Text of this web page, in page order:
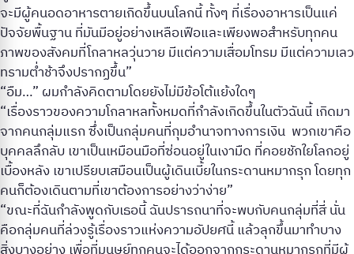
จะมีผู้คนอดอาหารตายเกิดขึ้นบนโลกนี้ ทั้งๆ ที่เรื่องอาหารเป็นแค่
ปัจจัยพื้นฐาน ที่มันมีอยู่อย่างเหลือเฟือและเพียงพอสำหรับทุกคน
ภาพของสังคมที่โกลาหลวุ่นวาย มีแต่ความเสื่อมโทรม มีแต่ความเลว
ทรามต่ำช้าจึงปรากฏขึ้น”
“อืม…” ผมกำลังคิดตามโดยยังไม่มีข้อโต้แย้งใดๆ
“เรื่องราวของความโกลาหลทั้งหมดที่กำลังเกิดขึ้นในตัวฉันนี้ เกิดมา
จากคนกลุ่มแรก ซึ่งเป็นกลุ่มคนที่กุมอำนาจทางการเงิน พวกเขาคือ
บุคคลลึกลับ เขาเป็นเหมือนมือที่ซ่อนอยู่ในเงามืด ที่คอยชักใยโลกอยู่
เบื้องหลัง เขาเปรียบเสมือนเป็นผู้เดินเบี้ยในกระดานหมากรุก โดยทุก
คนก็ต้องเดินตามที่เขาต้องการอย่างว่าง่าย”
“ขณะที่ฉันกำลังพูดกับเธอนี้ ฉันปรารถนาที่จะพบกับคนกลุ่มที่สี่ นั่น
คือกลุ่มคนที่ล่วงรู้เรื่องราวแห่งความอัปยศนี้ แล้วลุกขึ้นมาทำบาง